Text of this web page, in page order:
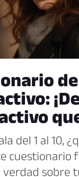
del 1 al 10,
cuestionario
verdad sobre